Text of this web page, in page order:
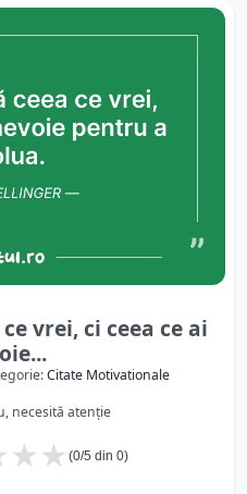
vrei, ci ceea ce ai
Citate Motivationale
necesită atenție
★
★ (0/5 din 0)